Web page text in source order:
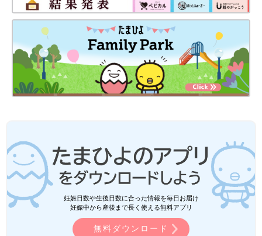
妊娠日数や生後日数に合った情報を毎日お届け
妊娠中から産後まで長く使える無料アプリ
無料ダウンロード